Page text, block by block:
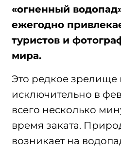
«огненный
ежегодно
туристов и
мира.
Это редкое зрелище
исключительно в
всего несколько
время заката.
возникает на